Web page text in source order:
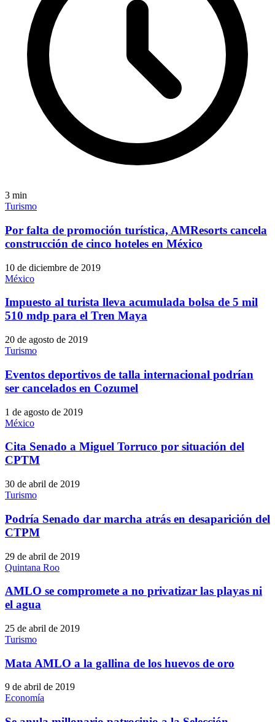
3 min
Turismo
Por falta de promoción turística, AMResorts cancela
construcción de cinco hoteles en México
10 de diciembre de 2019
México
Impuesto al turista lleva acumulada bolsa de 5 mil
510 mdp para el Tren Maya
20 de agosto de 2019
Turismo
Eventos deportivos de talla internacional podrían
ser cancelados en Cozumel
1 de agosto de 2019
México
Cita Senado a Miguel Torruco por situación del
CPTM
30 de abril de 2019
Turismo
Podría Senado dar marcha atrás en desaparición del
CTPM
29 de abril de 2019
Quintana Roo
AMLO se compromete a no privatizar las playas ni
el agua
25 de abril de 2019
Turismo
Mata AMLO a la gallina de los huevos de oro
9 de abril de 2019
Economía